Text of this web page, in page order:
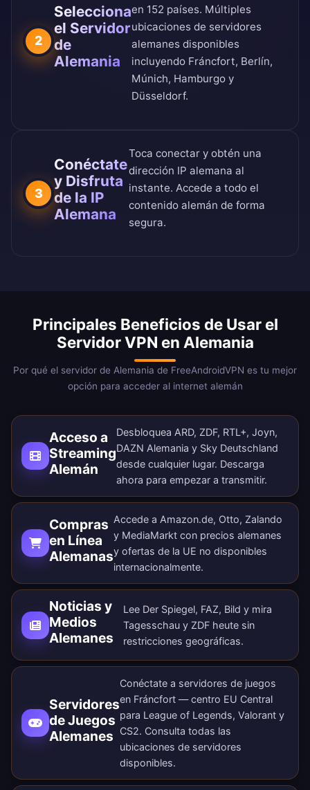
2
Selecciona
el Servidor
de
Alemania
en 152 países. Múltiples
ubicaciones de servidores
alemanes disponibles
incluyendo Fráncfort, Berlín,
Múnich, Hamburgo y
Düsseldorf.
3
Conéctate
y Disfruta
de la IP
Alemana
Toca conectar y obtén una
dirección IP alemana al
instante. Accede a todo el
contenido alemán de forma
segura.
Principales Beneficios de Usar el
Servidor VPN en Alemania
Por qué el servidor de Alemania de FreeAndroidVPN es tu mejor
opción para acceder al internet alemán
Acceso a
Streaming
Alemán
Desbloquea ARD, ZDF, RTL+, Joyn,
DAZN Alemania y Sky Deutschland
desde cualquier lugar. Descarga
ahora para empezar a transmitir.
Compras
en Línea
Alemanas
Accede a Amazon.de, Otto, Zalando
y MediaMarkt con precios alemanes
y ofertas de la UE no disponibles
internacionalmente.
Noticias y
Medios
Alemanes
Lee Der Spiegel, FAZ, Bild y mira
Tagesschau y ZDF heute sin
restricciones geográficas.
Servidores
de Juegos
Alemanes
Conéctate a servidores de juegos
en Fráncfort — centro EU Central
para League of Legends, Valorant y
CS2. Consulta todas las
ubicaciones de servidores
disponibles.